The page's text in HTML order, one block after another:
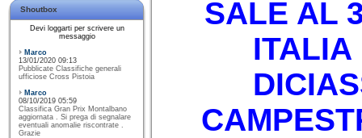
Shoutbox
Devi loggarti per scrivere un
messaggio
Marco
13/01/2020 09:13
Pubblicate Classifiche generali
ufficiose Cross Pistoia
Marco
08/10/2019 05:59
Classifica Gran Prix Montalbano
aggiornata . Si prega di segnalare
eventuali anomalie riscontrate .
Grazie
SALE AL
ITALIA